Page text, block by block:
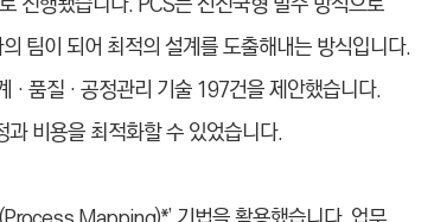
팀이 되어 최적의 설계를 도출해내는 방식입니다.
‧품질‧공정관리 기술 197건을 제안했습니다.
비용을 최적화할 수 있었습니다.